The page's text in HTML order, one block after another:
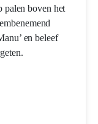
palen boven het
en beleef